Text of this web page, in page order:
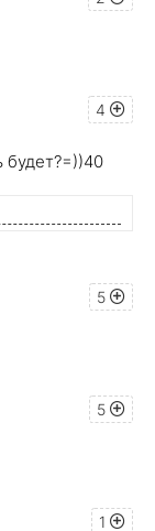
4
будет?=))40
5
5
1